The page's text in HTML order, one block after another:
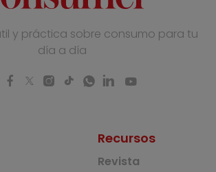
y práctica sobre consumo para tu
día a día
Recursos
Revista